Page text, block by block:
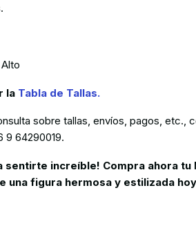
Alto
la Tabla de Tallas.
sobre tallas, envíos, pagos, etc.,
9 64290019.
sentirte increíble! Compra ahora tu
una figura hermosa y estilizada